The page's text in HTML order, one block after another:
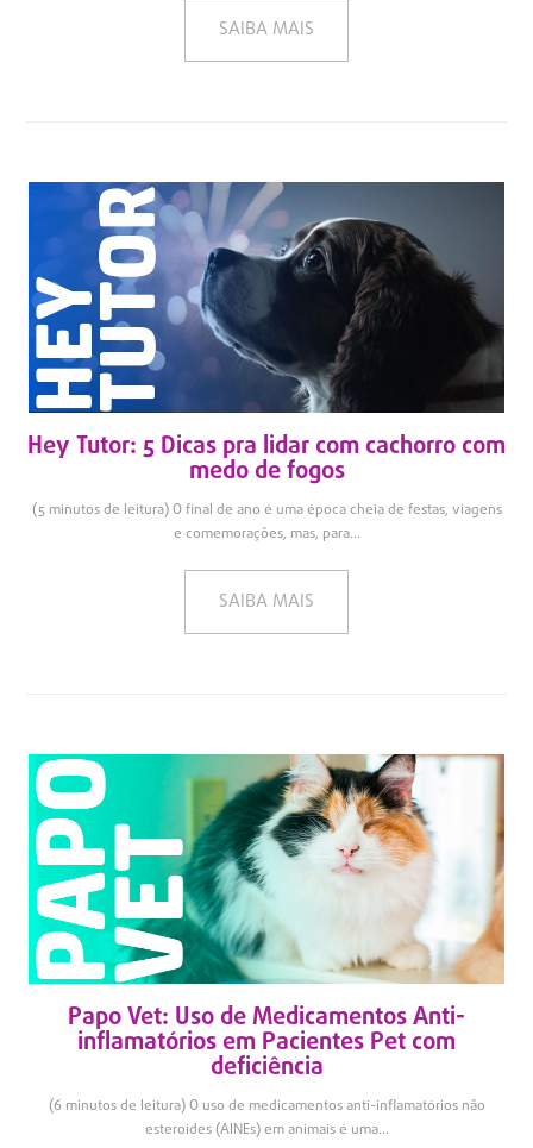
SAIBA MAIS
Hey Tutor: 5 Dicas pra lidar com cachorro com
medo de fogos
(5 minutos de leitura) O final de ano é uma época cheia de festas, viagens
e comemorações, mas, para...
SAIBA MAIS
Papo Vet: Uso de Medicamentos Anti-
inflamatórios em Pacientes Pet com
deficiência
(6 minutos de leitura) O uso de medicamentos anti-inflamatórios não
esteroides (AINEs) em animais é uma...